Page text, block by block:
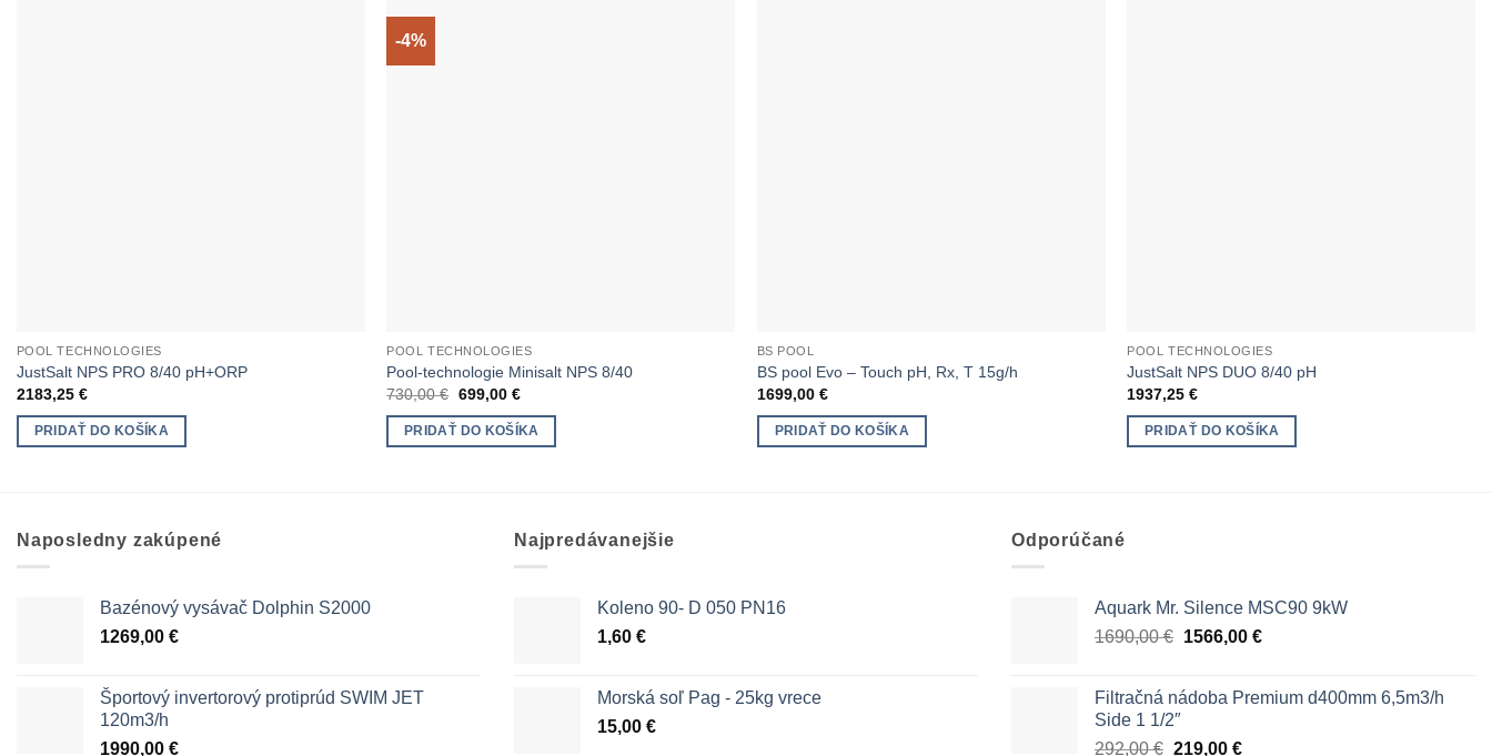
POOL TECHNOLOGIES
JustSalt NPS PRO 8/40 pH+ORP
2183,25 €
PRIDAŤ DO KOŠÍKA
-4%
POOL TECHNOLOGIES
Pool-technologie Minisalt NPS 8/40
730,00€ Pôvodná
bola:
730,00 €.
699,00 €Aktuálna
je:
699,00 €.
PRIDAŤ DO KOŠÍKA
BS POOL
BS pool Evo – Touch pH, Rx, T 15g/h
1699,00 €
PRIDAŤ DO KOŠÍKA
POOL TECHNOLOGIES
JustSalt NPS DUO 8/40 pH
1937,25€
PRIDAŤ DO KOŠÍKA
Naposledny zakúpené
Bazénový vysávač Dolphin S2000
1269,00 €
Športový invertorový protiprúd SWIM JET
120m3/h
1990,00 €
Najpredávanejšie
Koleno 90- D 050 PN16
1,60 €
Morská soľ Pag - 25kg vrece
15,00 €
Odporúčané
Aquark Mr. Silence MSC90 9kW
1690,00€ Pôvodná
1690,00 €.
1566,00 €Aktuálna
1566,00 €.
Filtračná nádoba Premium d400mm 6,5m3/h
Side 1 1/2″
292,00€ Pôvodná
219,00 €Aktuálna